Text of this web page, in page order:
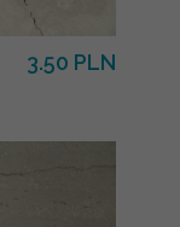
3.50 PLN